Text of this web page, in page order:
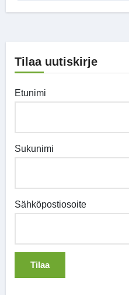
Tilaa uutiskirje
Etunimi
Sukunimi
Sähköpostiosoite